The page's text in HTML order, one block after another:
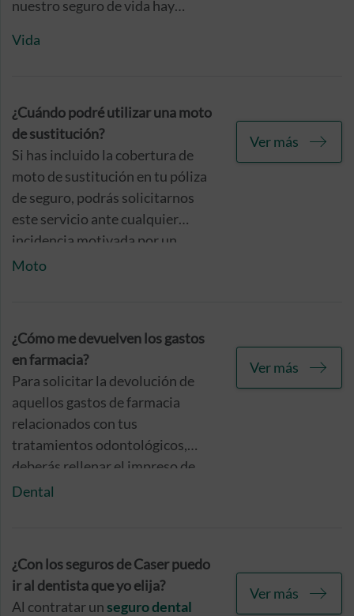
nuestro seguro de vida hay
conocer. Como verás, se trata de
Vida
¿Cuándo podré utilizar una moto
de sustitución?
Si has incluido la cobertura de
moto de sustitución en tu póliza
de seguro, podrás solicitarnos
este servicio ante cualquier
incidencia motivada por un
accidente.
Moto
Ver más
¿Cómo me devuelven los gastos
en farmacia?
Para solicitar la devolución de
aquellos gastos de farmacia
relacionados con tus
tratamientos odontológicos,
deberás rellenar el impreso de
solicitud y hacérnoslo llegar,
continuación.
Dental
Ver más
¿Con los seguros de Caser puedo
ir al dentista que yo elija?
Al contratar unseguro dental
Ver más